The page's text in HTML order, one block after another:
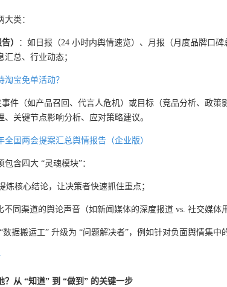
类：
）
：如日报（24 小时内舆情速览）、月报（月度品牌口
总、行业动态；
淘宝免单活动？
事件（如产品召回、代言人危机）或目标（竞品分析、政策
关键节点影响分析、应对策略建议。
全国两会提案汇总舆情报告（企业版）
含四大 “灵魂模块”：
炼核心结论，让决策者快速抓住重点；
不同渠道的舆论声音（如新闻媒体的深度报道 vs. 社交媒体
数据搬运工” 升级为 “问题解决者”，例如针对负面舆情集中
？从 “知道” 到 “做到” 的关键一步